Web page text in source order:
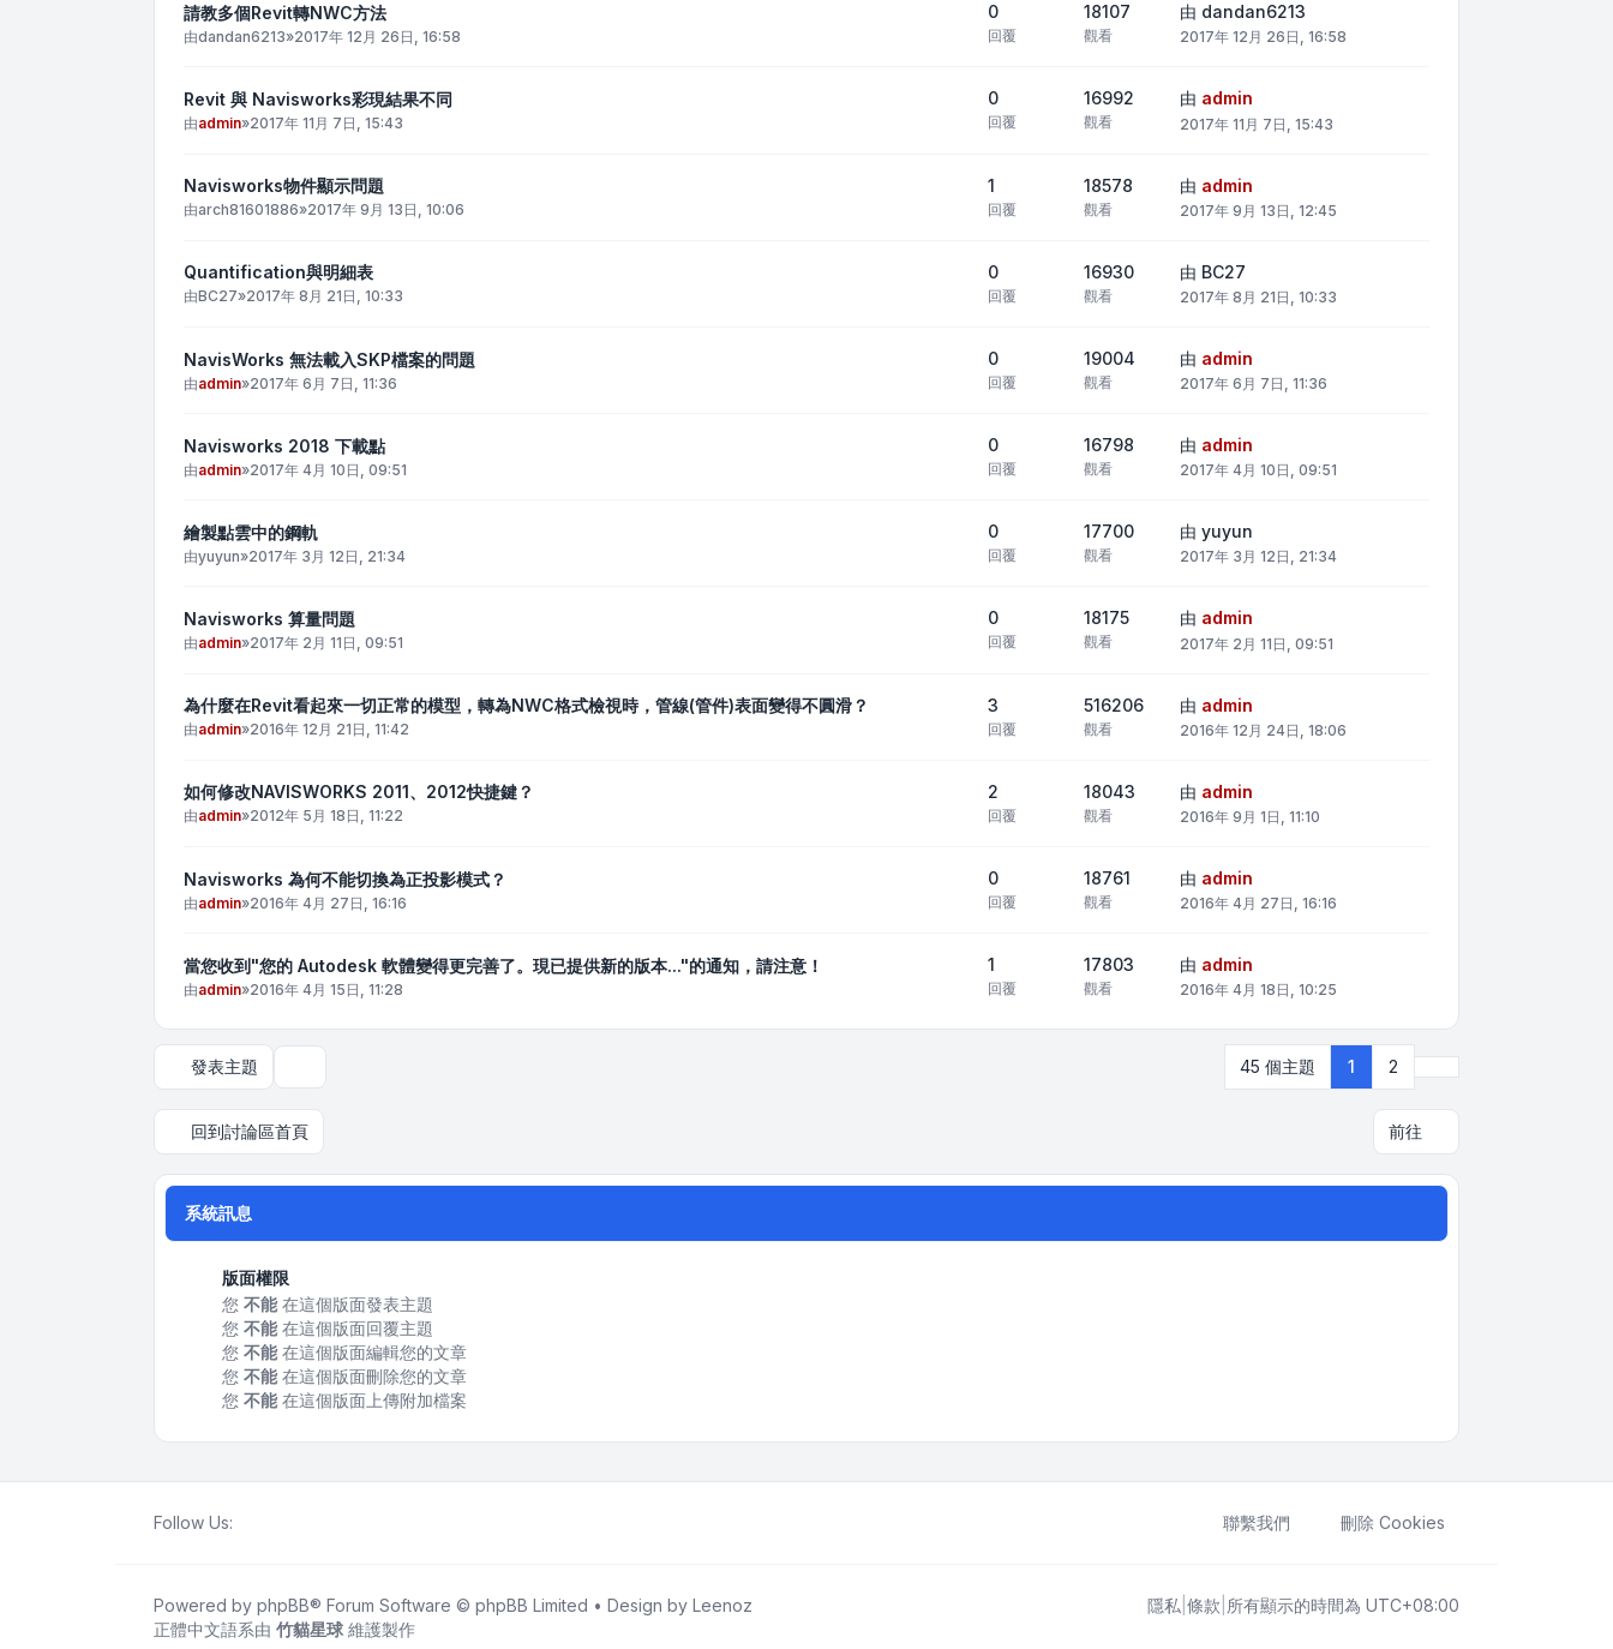
請教多個Revit轉NWC方法
由dandan6213»2017年 12月 26日, 16:58
0
回覆
18107
觀看
由 dandan6213
2017年 12月 26日, 16:58
Revit 與 Navisworks彩現結果不同
由admin»2017年 11月 7日, 15:43
0
回覆
16992
觀看
由 admin
2017年 11月 7日, 15:43
Navisworks物件顯示問題
由arch81601886»2017年 9月 13日, 10:06
1
回覆
18578
觀看
由 admin
2017年 9月 13日, 12:45
Quantification與明細表
由BC27»2017年 8月 21日, 10:33
0
回覆
16930
觀看
由 BC27
2017年 8月 21日, 10:33
NavisWorks 無法載入SKP檔案的問題
由admin»2017年 6月 7日, 11:36
0
回覆
19004
觀看
由 admin
2017年 6月 7日, 11:36
Navisworks 2018 下載點
由admin»2017年 4月 10日, 09:51
0
回覆
16798
觀看
由 admin
2017年 4月 10日, 09:51
繪製點雲中的鋼軌
由yuyun»2017年 3月 12日, 21:34
0
回覆
17700
觀看
由 yuyun
2017年 3月 12日, 21:34
Navisworks 算量問題
由admin»2017年 2月 11日, 09:51
0
回覆
18175
觀看
由 admin
2017年 2月 11日, 09:51
為什麼在Revit看起來一切正常的模型，轉為NWC格式檢視時，管線(管件)表面變得不圓滑？
由admin»2016年 12月 21日, 11:42
3
回覆
516206
觀看
由 admin
2016年 12月 24日, 18:06
如何修改NAVISWORKS 2011、2012快捷鍵？
由admin»2012年 5月 18日, 11:22
2
回覆
18043
觀看
由 admin
2016年 9月 1日, 11:10
Navisworks 為何不能切換為正投影模式？
由admin»2016年 4月 27日, 16:16
0
回覆
18761
觀看
由 admin
2016年 4月 27日, 16:16
當您收到"您的 Autodesk 軟體變得更完善了。現已提供新的版本..."的通知，請注意！
由admin»2016年 4月 15日, 11:28
1
回覆
17803
觀看
由 admin
2016年 4月 18日, 10:25
發表主題 45 個主題 1 2
回到討論區首頁 前往
系統訊息
版面權限
您 不能在這個版面發表主題
您 不能在這個版面回覆主題
您 不能在這個版面編輯您的文章
您 不能在這個版面刪除您的文章
您 不能在這個版面上傳附加檔案
Follow Us: 聯繫我們 刪除 Cookies
Powered by phpBB® Forum Software © phpBB Limited • Design by Leenoz
正體中文語系由 竹貓星球 維護製作
隱私 條款 所有顯示的時間為 UTC+08:00